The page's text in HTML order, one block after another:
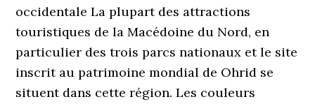
occidentale La plupart des attractions
touristiques de la Macédoine du Nord, en
particulier des trois parcs nationaux et le site
inscrit au patrimoine mondial de Ohrid se
situent dans cette région. Les couleurs